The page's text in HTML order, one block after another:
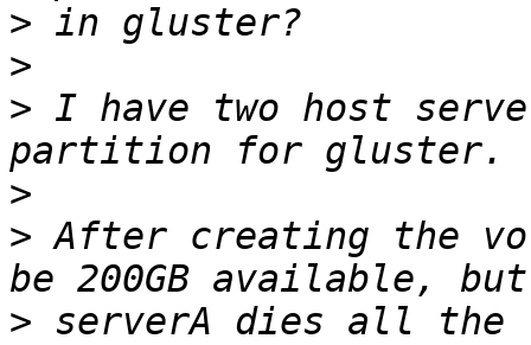
>
>
> I have two host
>
> After creating the
> serverA dies all